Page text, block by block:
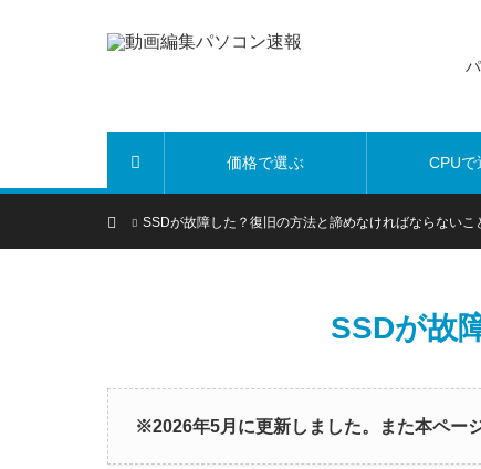
価格で選ぶ CPUで
ホームSSDが故障した？復旧の方法と諦めなければならないこ
SSDが故
※2026年5月に更新しました。また本ペー